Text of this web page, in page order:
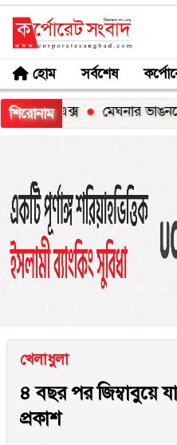
হোম সর্বশেষ
শিরোনামমেঘনার ভাঙনরোধে
খেলাধুলা
৪ বছর পর জিম্বাবুয়ে
প্রকাশ